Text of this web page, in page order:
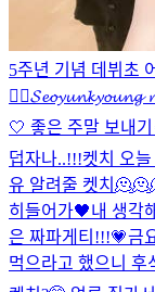
5주년 기념 데뷔초
❤️‍🔥𝓢𝓮𝓸𝔂𝓾𝓷𝓴𝔂𝓸𝓾𝓷𝓰
🤍 좋은 주말 보내기
덥자나..!!!켓치 오
유 알려줄 켓치
히들어가🖤내 생각
은 짜파게티!!!💗금
먹으라고 했으니